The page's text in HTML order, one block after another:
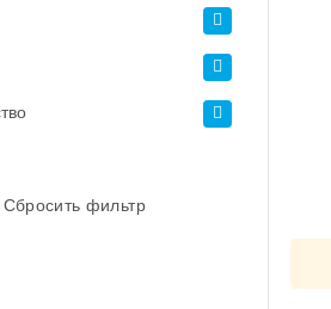
Сбросить фильтр